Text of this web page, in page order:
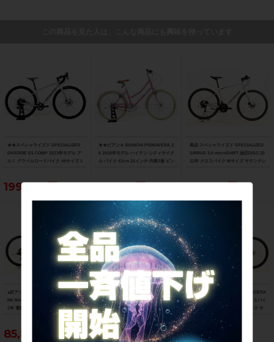
★★スペシャライズド SPECIALIZED
DIVERGE E5 COMP 2023年モデル ア
ルミ グラベルロードバイク 49サイズ 1
199,650円
★★ビアンキ BIANCHI PRIMAVERA 2
6 2018年モデル ハイテン シティサイク
ル バイク 42cm 26インチ 内装3速 ピン
63,800円
美品 スペシャライズド SPECIALIZED
SIRRUS 3.0 microSHIFT 油圧DISC 20
22年 クロスバイク Mサイズ サテンクレ
77,000円
●訳アリ ベネリ BENELLI マンタス27T
RK MANTUS 27 TRK 機械式DISC 202
2年 電動アシスト自転車 27インチ ワイ
85,800円
美品 ジャイアント GIANT クロスター
CROSTAR ACERA 2021年 クロスバイ
ク Mサイズ スカイブルー サイドスタン
ド付
44,000円
ビアンキ BIANCHI C-SPORT 2 ACERA
ステップスルー仕様 2023年 クロスバイ
ク 43サイズ ロックサンド/ブラック サ
イドスタンド付
48,400円